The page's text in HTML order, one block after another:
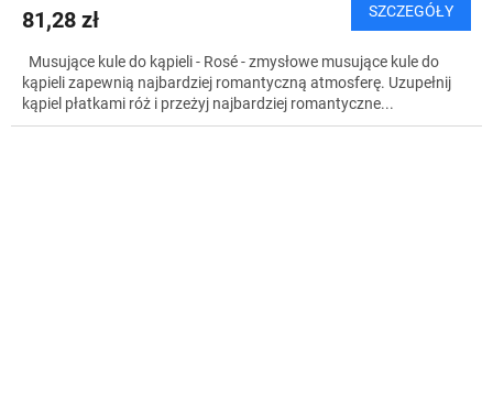
81,28 zł SZCZEGÓŁY
Musujące kule do kąpieli - Rosé - zmysłowe musujące kule do
kąpieli zapewnią najbardziej romantyczną atmosferę. Uzupełnij
kąpiel płatkami róż i przeżyj najbardziej romantyczne...